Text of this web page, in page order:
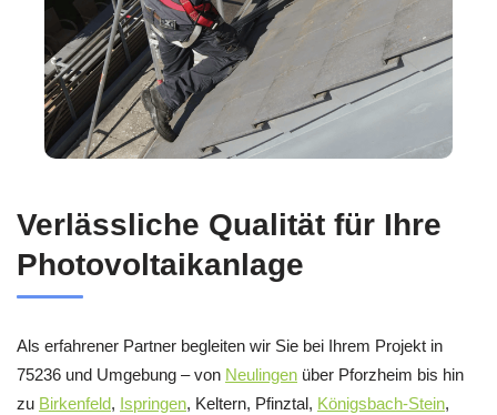
Verlässliche Qualität für Ihre
Photovoltaikanlage
Als erfahrener Partner begleiten wir Sie bei Ihrem Projekt in
75236 und Umgebung – von Neulingen über Pforzheim bis hin
zu Birkenfeld, Ispringen, Keltern, Pfinztal, Königsbach-Stein,